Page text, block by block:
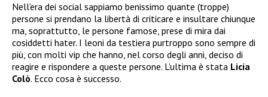
Nell’era dei social sappiamo benissimo quante (troppe)
persone si prendano la libertà di criticare e insultare chiunque
ma, soprattutto, le persone famose, prese di mira dai
cosiddetti hater. I leoni da testiera purtroppo sono sempre di
più, con molti vip che hanno, nel corso degli anni, deciso di
reagire e rispondere a queste persone. L’ultima è stata Licia
Colò. Ecco cosa è successo.